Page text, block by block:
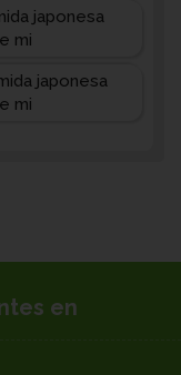
japonesa
mi
japonesa
mi
en